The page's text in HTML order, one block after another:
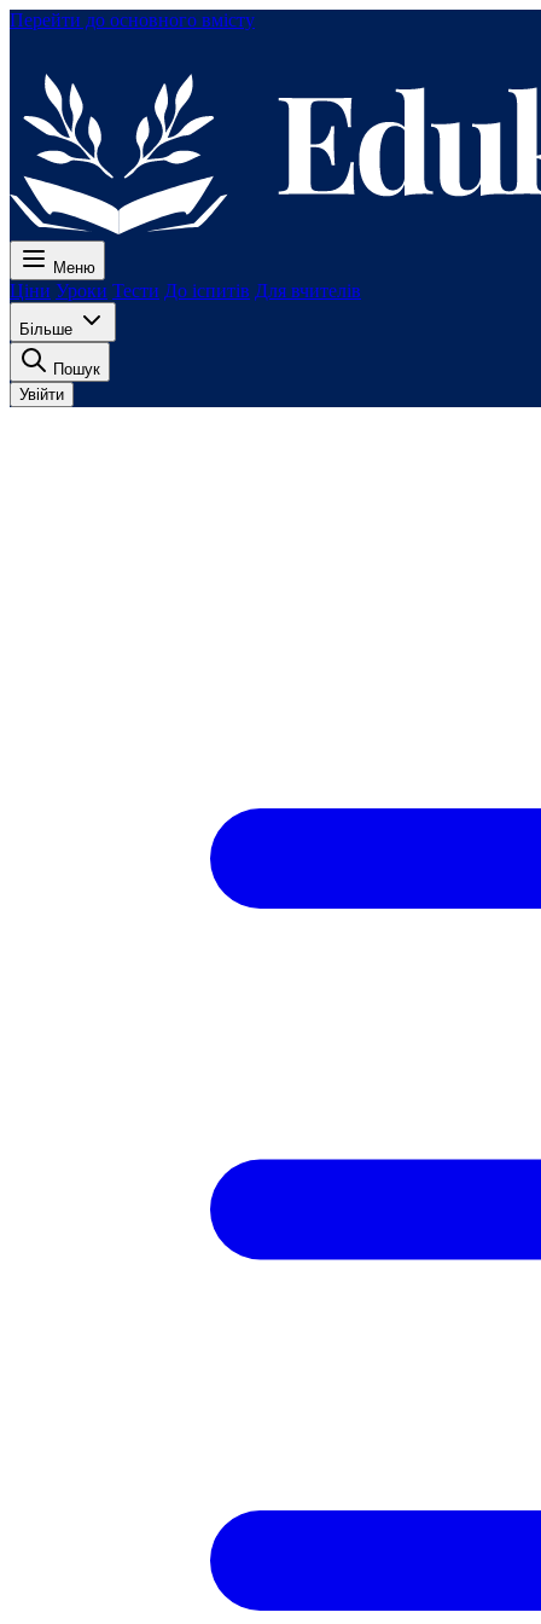
Перейти до основного вмісту
Меню
Ціни Уроки Тести До іспитів Для вчителів
Більше
Пошук
Увійти